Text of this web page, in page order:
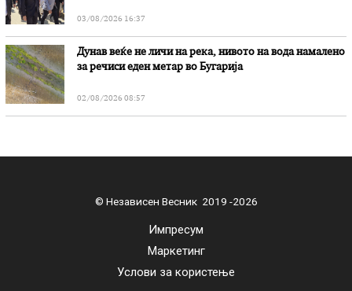
03/08/2026 16:37
Дунав веќе не личи на река, нивото на вода намалено
за речиси еден метар во Бугарија
02/08/2026 08:57
© Независен Весник 2019 -2026
Импресум
Маркетинг
Услови за користење